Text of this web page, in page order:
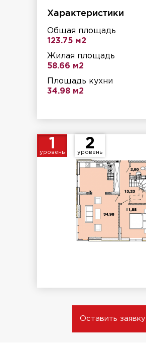
Характеристики
Общая площадь
123.75 м2
Жилая площадь
58.66 м2
Площадь кухни
34.98 м2
1
уровень
2
уровень
Оставить заявку